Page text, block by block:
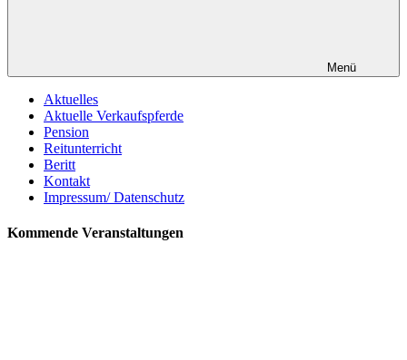
Menü
Aktuelles
Aktuelle Verkaufspferde
Pension
Reitunterricht
Beritt
Kontakt
Impressum/ Datenschutz
Kommende Veranstaltungen